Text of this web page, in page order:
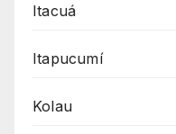
Itacuá
Itapucumí
Kolau